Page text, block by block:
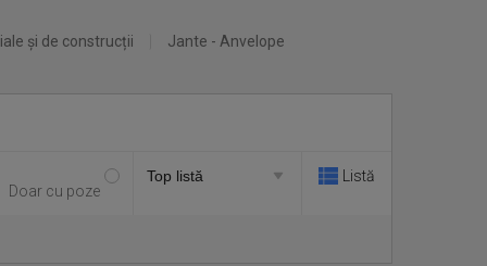
și de construcții Jante - Anvelope
Doar cu poze
Listă